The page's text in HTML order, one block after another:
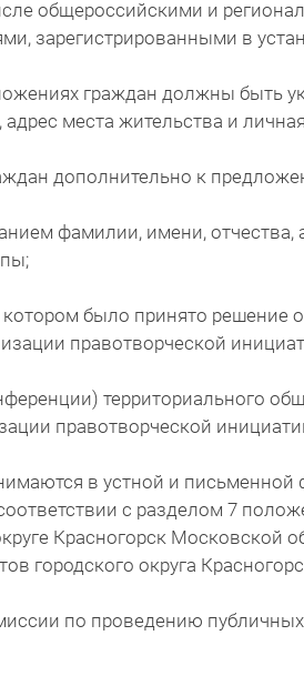
общероссийскими и
зарегистрированными в
граждан должны быть
адрес места жительства и
дополнительно к
фамилии, имени, отчества,
котором было принято решение
правотворческой
территориального
правотворческой
в устной и письменной
с разделом 7
Красногорск Московской
городского округа
по проведению